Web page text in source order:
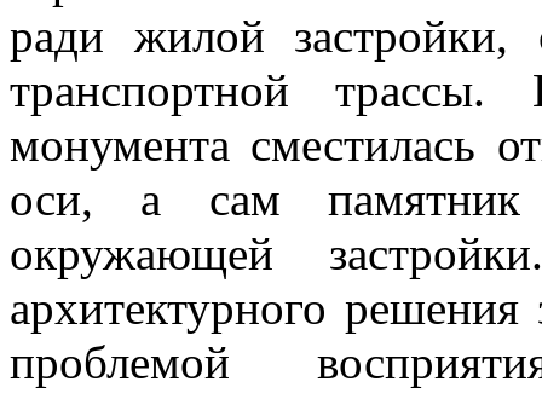
ради жилой
транспортной
монумента сместилась
оси, а сам памятник
окружающей
архитектурного
проблемой